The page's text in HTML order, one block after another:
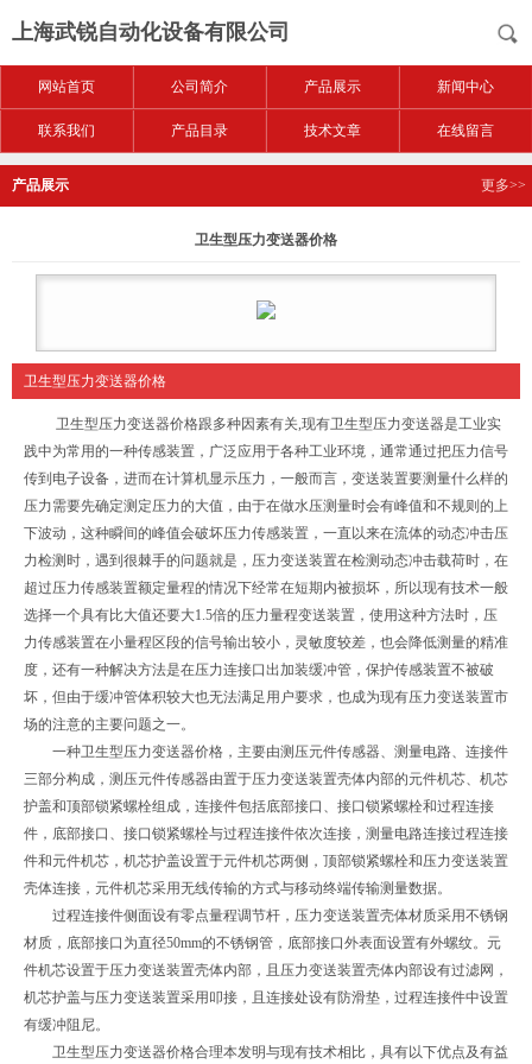
上海武锐自动化设备有限公司
网站首页 公司简介 产品展示 新闻中心
联系我们 产品目录 技术文章 在线留言
产品展示 更多>>
卫生型压力变送器价格
卫生型压力变送器价格
卫生型压力变送器价格跟多种因素有关,现有卫生型压力变送器是工业实
践中为常用的一种传感装置，广泛应用于各种工业环境，通常通过把压力信号
传到电子设备，进而在计算机显示压力，一般而言，变送装置要测量什么样的
压力需要先确定测定压力的大值，由于在做水压测量时会有峰值和不规则的上
下波动，这种瞬间的峰值会破坏压力传感装置，一直以来在流体的动态冲击压
力检测时，遇到很棘手的问题就是，压力变送装置在检测动态冲击载荷时，在
超过压力传感装置额定量程的情况下经常在短期内被损坏，所以现有技术一般
选择一个具有比大值还要大1.5倍的压力量程变送装置，使用这种方法时，压
力传感装置在小量程区段的信号输出较小，灵敏度较差，也会降低测量的精准
度，还有一种解决方法是在压力连接口出加装缓冲管，保护传感装置不被破
坏，但由于缓冲管体积较大也无法满足用户要求，也成为现有压力变送装置市
场的注意的主要问题之一。
一种卫生型压力变送器价格，主要由测压元件传感器、测量电路、连接件
三部分构成，测压元件传感器由置于压力变送装置壳体内部的元件机芯、机芯
护盖和顶部锁紧螺栓组成，连接件包括底部接口、接口锁紧螺栓和过程连接
件，底部接口、接口锁紧螺栓与过程连接件依次连接，测量电路连接过程连接
件和元件机芯，机芯护盖设置于元件机芯两侧，顶部锁紧螺栓和压力变送装置
壳体连接，元件机芯采用无线传输的方式与移动终端传输测量数据。
过程连接件侧面设有零点量程调节杆，压力变送装置壳体材质采用不锈钢
材质，底部接口为直径50mm的不锈钢管，底部接口外表面设置有外螺纹。元
件机芯设置于压力变送装置壳体内部，且压力变送装置壳体内部设有过滤网，
机芯护盖与压力变送装置采用叩接，且连接处设有防滑垫，过程连接件中设置
有缓冲阻尼。
卫生型压力变送器价格合理本发明与现有技术相比，具有以下优点及有益